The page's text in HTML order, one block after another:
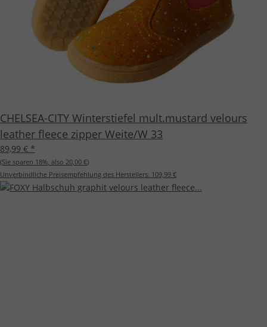
CHELSEA-CITY Winterstiefel mult.mustard velours
leather fleece zipper Weite/W 33
89,99 € *
(Sie sparen 18%, also 20,00 €)
Unverbindliche Preisempfehlung des Herstellers: 109,99 €